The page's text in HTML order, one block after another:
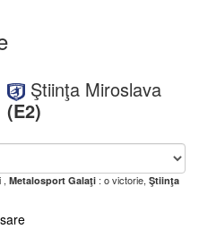
Ştiinţa Miroslava
(E2)
, Metalosport Galaţi : o victorie, Ştiinţa